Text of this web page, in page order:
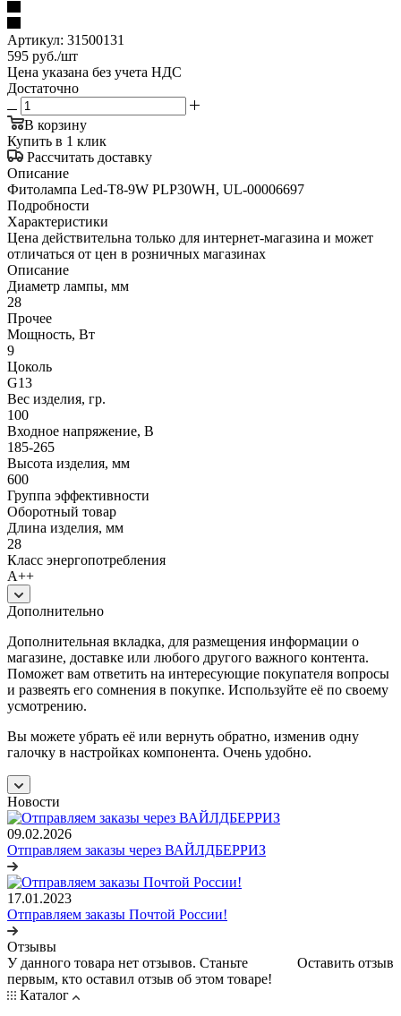
Артикул: 31500131
595 руб./шт
Цена указана без учета НДС
Достаточно
В корзину
Купить в 1 клик
Рассчитать доставку
Описание
Фитолампа Led-Т8-9W PLP30WH, UL-00006697
Подробности
Характеристики
Цена действительна только для интернет-магазина и может
отличаться от цен в розничных магазинах
Описание
Диаметр лампы, мм
28
Прочее
Мощность, Вт
9
Цоколь
G13
Вес изделия, гр.
100
Входное напряжение, В
185-265
Высота изделия, мм
600
Группа эффективности
Оборотный товар
Длина изделия, мм
28
Класс энергопотребления
A++
Дополнительно
Дополнительная вкладка, для размещения информации о
магазине, доставке или любого другого важного контента.
Поможет вам ответить на интересующие покупателя вопросы
и развеять его сомнения в покупке. Используйте её по своему
усмотрению.
Вы можете убрать её или вернуть обратно, изменив одну
галочку в настройках компонента. Очень удобно.
Новости
09.02.2026
Отправляем заказы через ВАЙЛДБЕРРИЗ
17.01.2023
Отправляем заказы Почтой России!
Отзывы
Оставить отзыв
У данного товара нет отзывов. Станьте
первым, кто оставил отзыв об этом товаре!
Каталог